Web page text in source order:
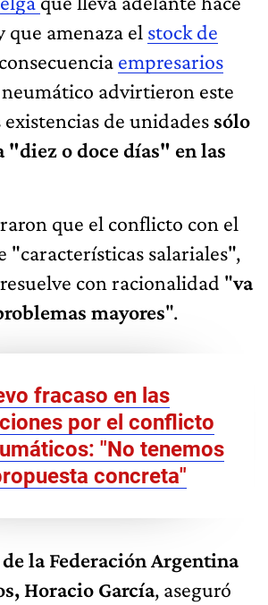
que amenaza el stock de
empresarios
advirtieron este
existencias de unidades sólo
"diez o doce días" en las
que el conflicto con el
"características salariales",
con racionalidad "va
mayores".
fracaso en las
por el conflicto
"No tenemos
concreta"
la Federación Argentina
Horacio García, aseguró